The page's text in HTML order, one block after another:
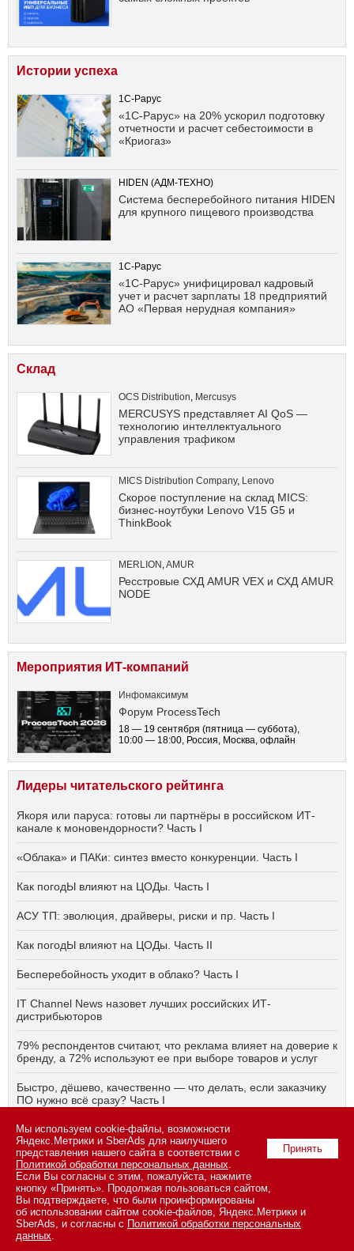
Истории успеха
1С-Рарус
«1С-Рарус» на 20% ускорил подготовку
отчетности и расчет себестоимости в
«Криогаз»
HIDEN (АДМ-ТЕХНО)
Система бесперебойного питания HIDEN
для крупного пищевого производства
1С-Рарус
«1С-Рарус» унифицировал кадровый
учет и расчет зарплаты 18 предприятий
АО «Первая нерудная компания»
Склад
OCS Distribution, Mercusys
MERCUSYS представляет AI QoS —
технологию интеллектуального
управления трафиком
MICS Distribution Company, Lenovo
Скорое поступление на склад MICS:
бизнес-ноутбуки Lenovo V15 G5 и
ThinkBook
MERLION ,AMUR
Ресстровые СХД AMUR VEX и СХД AMUR
NODE
Мероприятия ИТ-компаний
Инфомаксимум
Форум ProcessTech
18 — 19 сентября (пятница — суббота),
10:00 — 18:00, Россия, Москва, офлайн
Лидеры читательского рейтинга
Якоря или паруса: готовы ли партнёры в российском ИТ-
канале к моновендорности? Часть I
«Облака» и ПАКи: синтез вместо конкуренции. Часть I
Как погодЫ влияют на ЦОДы. Часть I
АСУ ТП: эволюция, драйверы, риски и пр. Часть I
Как погодЫ влияют на ЦОДы. Часть II
Бесперебойность уходит в облако? Часть I
IT Channel News назовет лучших российских ИТ-
дистрибьюторов
79% респондентов считают, что реклама влияет на доверие к
бренду, а 72% используют ее при выборе товаров и услуг
Быстро, дёшево, качественно — что делать, если заказчику
ПО нужно всё сразу? Часть I
АСУ ТП на пятый год активного импортозамещения. Часть II
© 2026 ООО «СК ПРЕСС».Политика конфиденциальности
персональных данных,информация об авторских правах и порядке
использования материалов сайта
109147 г. Москва, ул. Марксистская, 34, строение 10. Телефон: +7
495 974-22-60 (доб. 1500). Факс: +7 495 974-22-63. E-mail:
vopros@novostiitkanala.ru
Принять
Мы используем cookie-файлы, возможности
Яндекс.Метрики и SberAds для наилучшего
представления нашего сайта в соответствии с
Политикой обработки персональных данных.
Если Вы согласны с этим, пожалуйста, нажмите
кнопку «Принять». Продолжая пользоваться сайтом,
Вы подтверждаете, что были проинформированы
об использовании сайтом cookie-файлов, Яндекс.Метрики и
SberAds, и согласны с Политикой обработки персональных
данных.